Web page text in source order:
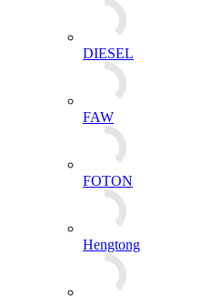
FOTON
Hengtong
HINO
HOWO
Isuzu
Komatsu
Huafeng Dongli